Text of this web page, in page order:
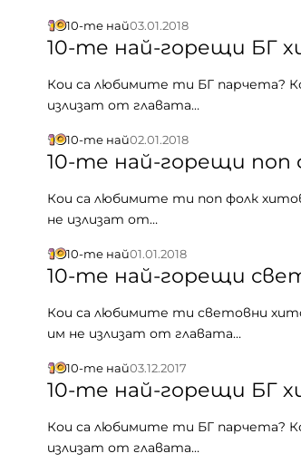
10-те най03.01.2018
10-те най-горещи БГ
Кои са любимите ти БГ парчета?
излизат от главата…
10-те най02.01.2018
10-те най-горещи поп
Кои са любимите ти поп фолк
не излизат от…
10-те най01.01.2018
10-те най-горещи
Кои са любимите ти световни
им не излизат от главата…
10-те най03.12.2017
10-те най-горещи БГ
Кои са любимите ти БГ парчета?
излизат от главата…